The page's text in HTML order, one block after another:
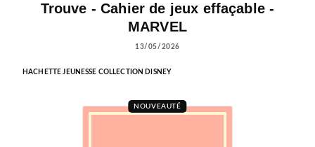
Trouve - Cahier de jeux effaçable -
MARVEL
13/05/2026
HACHETTE JEUNESSE COLLECTION DISNEY
NOUVEAUTÉ